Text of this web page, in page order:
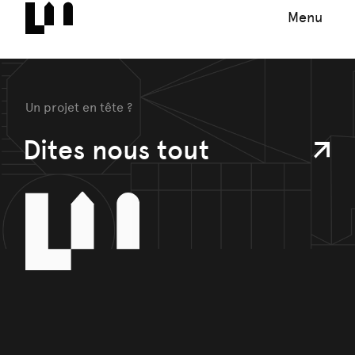
Menu
Un projet en tête ?
Dites nous tout